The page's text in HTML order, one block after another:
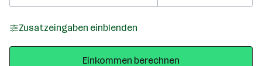
Zusatzeingaben einblenden
Einkommen berechnen